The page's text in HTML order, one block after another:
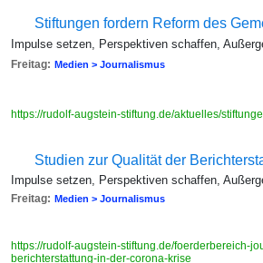
Stiftungen fordern Reform des
Impulse setzen, Perspektiven schaffen,
Freitag: Medien > Journalismus
https://rudolf-augstein-stiftung.de/aktuelles/
Studien zur Qualität der
Impulse setzen, Perspektiven schaffen,
Freitag: Medien > Journalismus
https://rudolf-augstein-stiftung.de/foerderbereich-
berichterstattung-in-der-corona-krise